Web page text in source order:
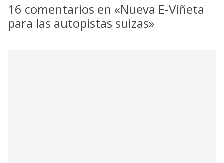
16 comentarios en «Nueva E-Viñeta
para las autopistas suizas»